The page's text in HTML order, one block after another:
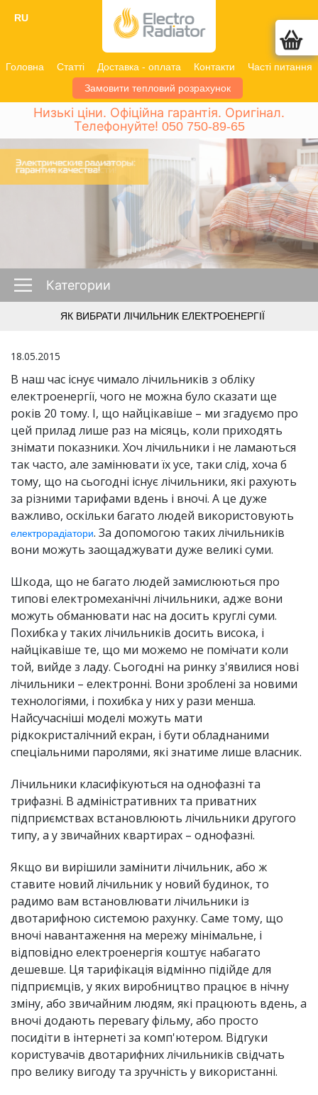
Головна Статті Доставка - оплата Контакти
Часті питання
Замовити тепловий розрахунок
RU
Низькі ціни. Офіційна гарантія. Оригінал.
Телефонуйте! 050 750-89-65
Категории
ЯК ВИБРАТИ ЛІЧИЛЬНИК ЕЛЕКТРОЕНЕРГІЇ
18.05.2015
В наш час існує чимало лічильників з обліку
електроенергії, чого не можна було сказати ще
років 20 тому. І, що найцікавіше – ми згадуємо про
цей прилад лише раз на місяць, коли приходять
знімати показники. Хоч лічильники і не ламаються
так часто, але замінювати їх усе, таки слід, хоча б
тому, що на сьогодні існує лічильники, які рахують
за різними тарифами вдень і вночі. А це дуже
важливо, оскільки багато людей використовують
електрорадіатори. За допомогою таких лічильників
вони можуть заощаджувати дуже великі суми.
Шкода, що не багато людей замислюються про
типові електромеханічні лічильники, адже вони
можуть обманювати нас на досить круглі суми.
Похибка у таких лічильників досить висока, і
найцікавіше те, що ми можемо не помічати коли
той, вийде з ладу. Сьогодні на ринку з'явилися нові
лічильники – електронні. Вони зроблені за новими
технологіями, і похибка у них у рази менша.
Найсучасніші моделі можуть мати
рідкокристалічний екран, і бути обладнаними
спеціальними паролями, які знатиме лише власник.
Лічильники класифікуються на однофазні та
трифазні. В адміністративних та приватних
підприємствах встановлюють лічильники другого
типу, а у звичайних квартирах – однофазні.
Якщо ви вирішили замінити лічильник, або ж
ставите новий лічильник у новий будинок, то
радимо вам встановлювати лічильники із
двотарифною системою рахунку. Саме тому, що
вночі навантаження на мережу мінімальне, і
відповідно електроенергія коштує набагато
дешевше. Ця тарифікація відмінно підійде для
підприємців, у яких виробництво працює в нічну
зміну, або звичайним людям, які працюють вдень, а
вночі додають перевагу фільму, або просто
посидіти в інтернеті за комп'ютером. Відгуки
користувачів двотарифних лічильників свідчать
про велику вигоду та зручність у використанні.